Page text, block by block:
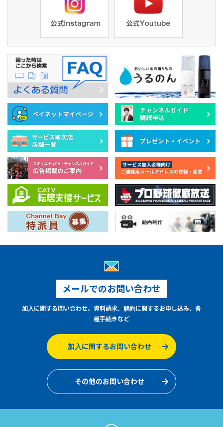
メールでのお問い合わせ
加入に関する問い合わせ、資料請求、解約に関するお申し込み、各
種手続きなど
加入に関するお問い合わせ
その他のお問い合わせ